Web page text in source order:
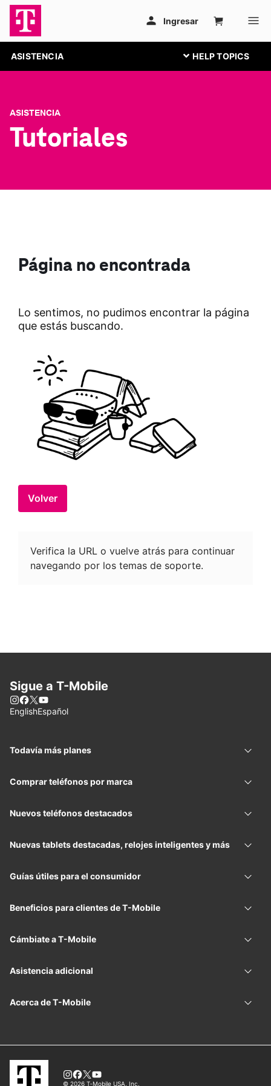
ASISTENCIA
ASISTENCIA
Tutoriales